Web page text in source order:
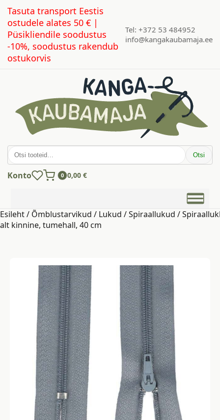
Tasuta transport Eestis
ostudele alates 50 € |
Püsikliendile soodustus
-10%, soodustus rakendub
ostukorvis
Tel: +372 53 484952
info@kangakaubamaja.ee
Otsi: Otsi
Konto 0 0,00 €
Esileht/ Õmblustarvikud / Lukud /Spiraallukud /
alt kinnine, tumehall, 40 cm